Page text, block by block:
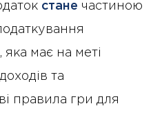
стане частиною
має на меті
та
правила гри для